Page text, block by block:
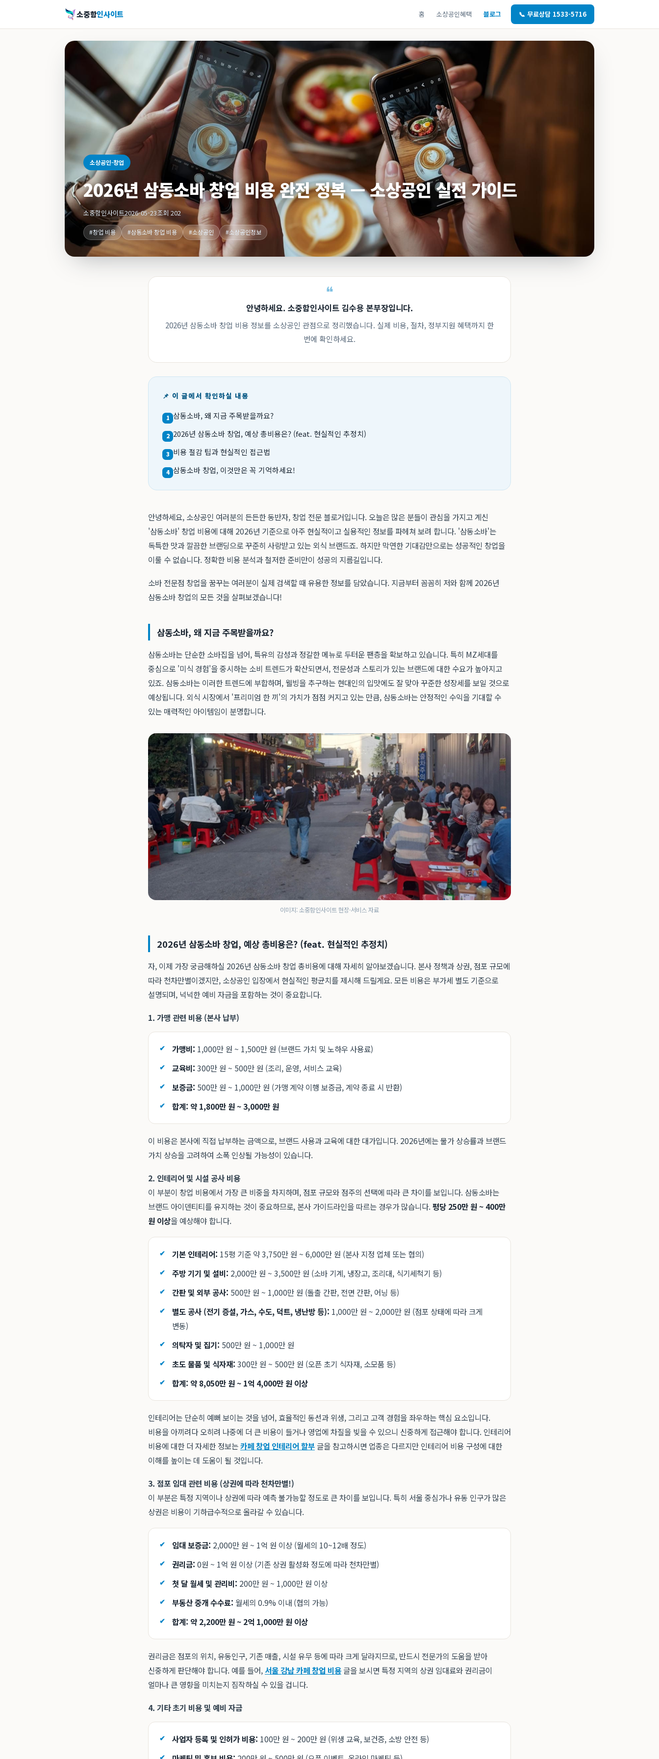
소중함인사이트 홈 소상공인혜택 블로그 📞 무료상담 1533-5716
소상공인-창업
2026년 삼동소바 창업 비용 완전 정복 — 소상공인 실전 가이드
소중함인사이트2026-05-23조회 202
#창업 비용 #삼동소바 창업 비용 #소상공인 #소상공인정보
안녕하세요. 소중함인사이트 김수용 본부장입니다.
2026년 삼동소바 창업 비용 정보를 소상공인 관점으로 정리했습니다. 실제 비용, 절차, 정부지원 혜택까지 한
번에 확인하세요.
📌 이 글에서 확인하실 내용
1 삼동소바, 왜 지금 주목받을까요?
2 2026년 삼동소바 창업, 예상 총비용은? (feat. 현실적인 추정치)
3 비용 절감 팁과 현실적인 접근법
4 삼동소바 창업, 이것만은 꼭 기억하세요!
안녕하세요, 소상공인 여러분의 든든한 동반자, 창업 전문 블로거입니다. 오늘은 많은 분들이 관심을 가지고 계신
'삼동소바' 창업 비용에 대해 2026년 기준으로 아주 현실적이고 실용적인 정보를 파헤쳐 보려 합니다. '삼동소바'는
독특한 맛과 깔끔한 브랜딩으로 꾸준히 사랑받고 있는 외식 브랜드죠. 하지만 막연한 기대감만으로는 성공적인 창업을
이룰 수 없습니다. 정확한 비용 분석과 철저한 준비만이 성공의 지름길입니다.
소바 전문점 창업을 꿈꾸는 여러분이 실제 검색할 때 유용한 정보를 담았습니다. 지금부터 꼼꼼히 저와 함께 2026년
삼동소바 창업의 모든 것을 살펴보겠습니다!
삼동소바, 왜 지금 주목받을까요?
삼동소바는 단순한 소바집을 넘어, 특유의 감성과 정갈한 메뉴로 두터운 팬층을 확보하고 있습니다. 특히 MZ세대를
중심으로 '미식 경험'을 중시하는 소비 트렌드가 확산되면서, 전문성과 스토리가 있는 브랜드에 대한 수요가 높아지고
있죠. 삼동소바는 이러한 트렌드에 부합하며, 웰빙을 추구하는 현대인의 입맛에도 잘 맞아 꾸준한 성장세를 보일 것으로
예상됩니다. 외식 시장에서 '프리미엄 한 끼'의 가치가 점점 커지고 있는 만큼, 삼동소바는 안정적인 수익을 기대할 수
있는 매력적인 아이템임이 분명합니다.
이미지: 소중함인사이트 현장·서비스 자료
2026년 삼동소바 창업, 예상 총비용은? (feat. 현실적인 추정치)
자, 이제 가장 궁금해하실 2026년 삼동소바 창업 총비용에 대해 자세히 알아보겠습니다. 본사 정책과 상권, 점포 규모에
따라 천차만별이겠지만, 소상공인 입장에서 현실적인 평균치를 제시해 드릴게요. 모든 비용은 부가세 별도 기준으로
설명되며, 넉넉한 예비 자금을 포함하는 것이 중요합니다.
1. 가맹 관련 비용 (본사 납부)
가맹비: 1,000만 원 ~ 1,500만 원 (브랜드 가치 및 노하우 사용료)
교육비: 300만 원 ~ 500만 원 (조리, 운영, 서비스 교육)
보증금: 500만 원 ~ 1,000만 원 (가맹 계약 이행 보증금, 계약 종료 시 반환)
합계: 약 1,800만 원 ~ 3,000만 원
이 비용은 본사에 직접 납부하는 금액으로, 브랜드 사용과 교육에 대한 대가입니다. 2026년에는 물가 상승률과 브랜드
가치 상승을 고려하여 소폭 인상될 가능성이 있습니다.
2. 인테리어 및 시설 공사 비용
이 부분이 창업 비용에서 가장 큰 비중을 차지하며, 점포 규모와 점주의 선택에 따라 큰 차이를 보입니다. 삼동소바는
브랜드 아이덴티티를 유지하는 것이 중요하므로, 본사 가이드라인을 따르는 경우가 많습니다.평당 250만 원 ~ 400만
원 이상을 예상해야 합니다.
기본 인테리어: 15평 기준 약 3,750만 원 ~ 6,000만 원 (본사 지정 업체 또는 협의)
주방 기기 및 설비: 2,000만 원 ~ 3,500만 원 (소바 기계, 냉장고, 조리대, 식기세척기 등)
간판 및 외부 공사: 500만 원 ~ 1,000만 원 (돌출 간판, 전면 간판, 어닝 등)
별도 공사 (전기 증설, 가스, 수도, 덕트, 냉난방 등): 1,000만 원 ~ 2,000만 원 (점포 상태에 따라 크게
변동)
의탁자 및 집기: 500만 원 ~ 1,000만 원
초도 물품 및 식자재: 300만 원 ~ 500만 원 (오픈 초기 식자재, 소모품 등)
합계: 약 8,050만 원 ~ 1억 4,000만 원 이상
인테리어는 단순히 예뻐 보이는 것을 넘어, 효율적인 동선과 위생, 그리고 고객 경험을 좌우하는 핵심 요소입니다.
비용을 아끼려다 오히려 나중에 더 큰 비용이 들거나 영업에 차질을 빚을 수 있으니 신중하게 접근해야 합니다. 인테리어
비용에 대한 더 자세한 정보는카페 창업 인테리어 할부 글을 참고하시면 업종은 다르지만 인테리어 비용 구성에 대한
이해를 높이는 데 도움이 될 것입니다.
3. 점포 임대 관련 비용 (상권에 따라 천차만별!)
이 부분은 특정 지역이나 상권에 따라 예측 불가능할 정도로 큰 차이를 보입니다. 특히 서울 중심가나 유동 인구가 많은
상권은 비용이 기하급수적으로 올라갈 수 있습니다.
임대 보증금: 2,000만 원 ~ 1억 원 이상 (월세의 10~12배 정도)
권리금: 0원 ~ 1억 원 이상 (기존 상권 활성화 정도에 따라 천차만별)
첫 달 월세 및 관리비: 200만 원 ~ 1,000만 원 이상
부동산 중개 수수료: 월세의 0.9% 이내 (협의 가능)
합계: 약 2,200만 원 ~ 2억 1,000만 원 이상
권리금은 점포의 위치, 유동인구, 기존 매출, 시설 유무 등에 따라 크게 달라지므로, 반드시 전문가의 도움을 받아
신중하게 판단해야 합니다. 예를 들어, 서울 강남 카페 창업 비용 글을 보시면 특정 지역의 상권 임대료와 권리금이
얼마나 큰 영향을 미치는지 짐작하실 수 있을 겁니다.
4. 기타 초기 비용 및 예비 자금
사업자 등록 및 인허가 비용: 100만 원 ~ 200만 원 (위생 교육, 보건증, 소방 안전 등)